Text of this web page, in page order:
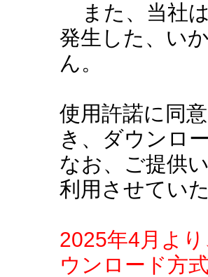
また、当社
発生した、い
ん。
使用許諾に同
き、ダウンロ
なお、ご提供
利用させてい
2025年4月よ
ウンロード方